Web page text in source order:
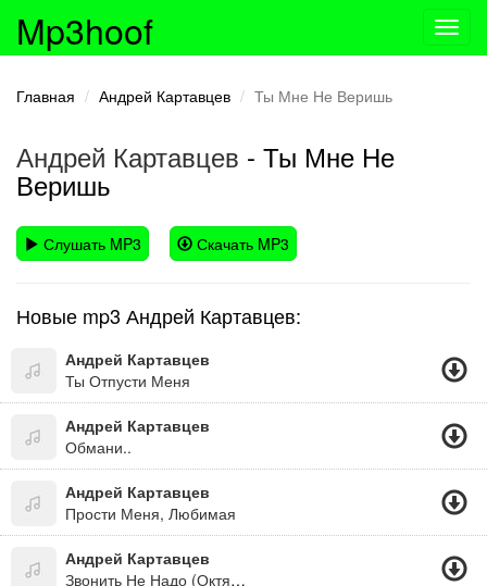
Mp3hoof
Главная Андрей Картавцев Ты Мне Не Веришь
Андрей Картавцев - Ты Мне Не
Веришь
Слушать MP3 Скачать MP3
Новые mp3 Андрей Картавцев:
Андрей Картавцев
Ты Отпусти Меня
Андрей Картавцев
Обмани..
Андрей Картавцев
Прости Меня, Любимая
Андрей Картавцев
Звонить Не Надо (Октябрь 2019)